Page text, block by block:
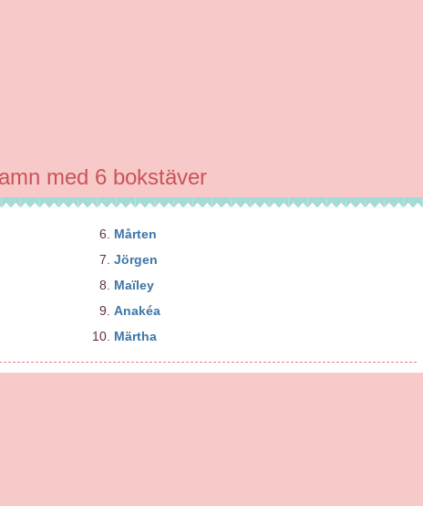
med 6 bokstäver
Mårten
Jörgen
Maïley
Anakéa
Märtha